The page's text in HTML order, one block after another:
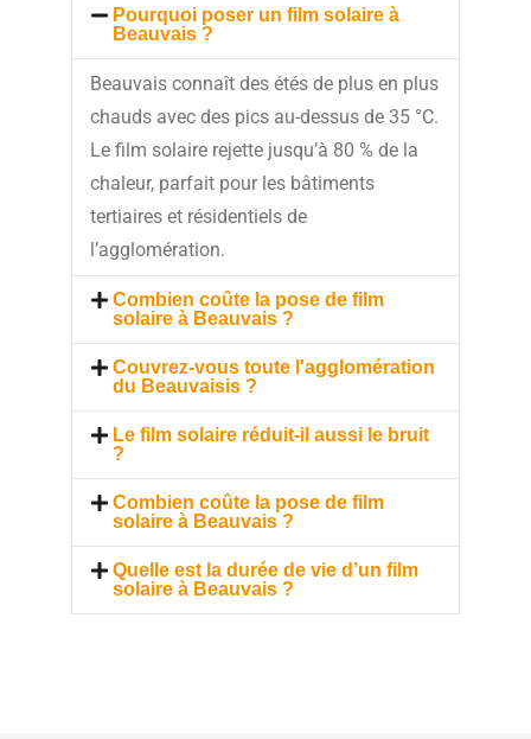
Pourquoi poser un film solaire à
Beauvais ?
Beauvais connaît des étés de plus en plus
chauds avec des pics au-dessus de 35 °C.
Le film solaire rejette jusqu’à 80 % de la
chaleur, parfait pour les bâtiments
tertiaires et résidentiels de
l’agglomération.
Combien coûte la pose de film
solaire à Beauvais ?
Couvrez-vous toute l'agglomération
du Beauvaisis ?
Le film solaire réduit-il aussi le bruit
?
Combien coûte la pose de film
solaire à Beauvais ?
Quelle est la durée de vie d’un film
solaire à Beauvais ?